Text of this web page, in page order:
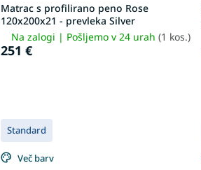
Matrac s profilirano peno Rose
120x200x21 - prevleka Silver
Na zalogi | Pošljemo v 24 urah (1 kos.)
251 €
Standard
Več barv